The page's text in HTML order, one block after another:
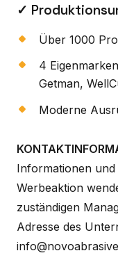
✓
Über 1000
4
Getman,
Moderne
Informationen
Werbeaktion
zuständigen
Adresse des